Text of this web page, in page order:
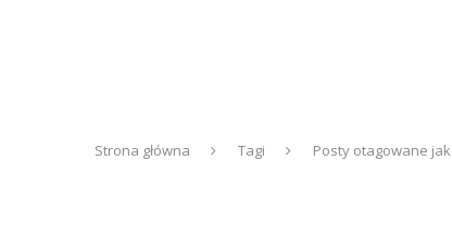
Strona główna Tagi Posty otagowane